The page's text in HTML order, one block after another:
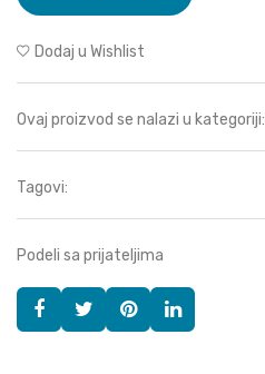
Dodaj u Wishlist
Ovaj proizvod se nalazi u kategoriji:
Tagovi:
Podeli sa prijateljima